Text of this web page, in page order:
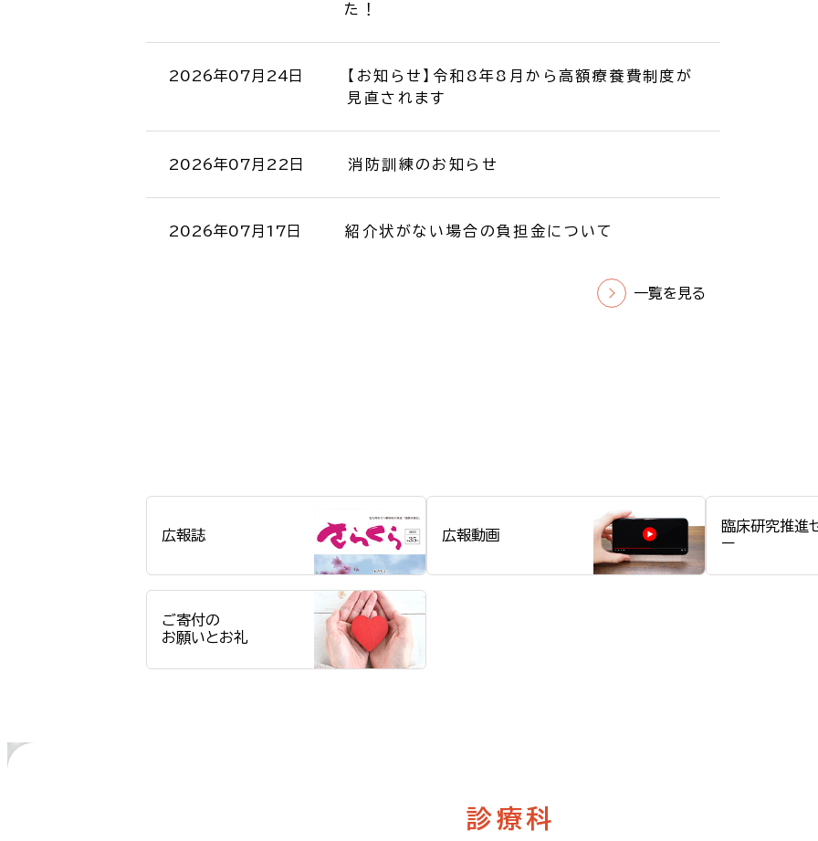
た！
2026年07月24日
【お知らせ】令和8年8月から高額療養費制度が
見直されます
2026年07月22日 消防訓練のお知らせ
2026年07月17日 紹介状がない場合の負担金について
一覧を見る
広報誌 広報動画
臨床研究推進
ー
ご寄付の
お願いとお礼
診療科